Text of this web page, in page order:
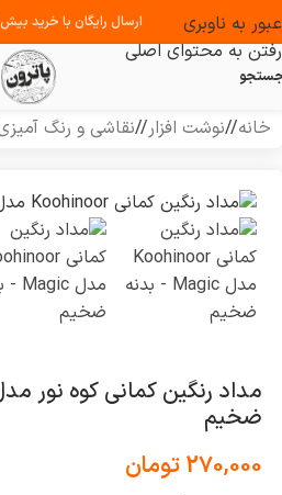
عبور به ناوبری
رفتن به محتوای اصلی
ارسال رایگان با خرید بیش از 2
خانه/ نوشت افزار/ نقاشی و رنگ
ضخیم
270,000تومان